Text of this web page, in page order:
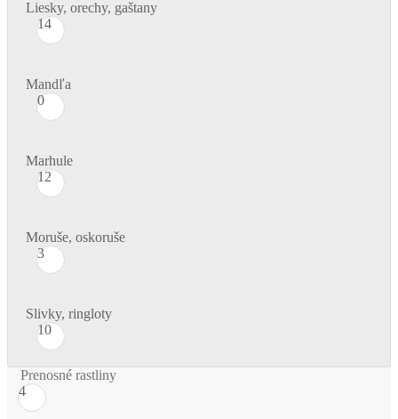
Liesky, orechy, gaštany
14
Mandľa
0
Marhule
12
Moruše, oskoruše
3
Slivky, ringloty
10
Prenosné rastliny
4